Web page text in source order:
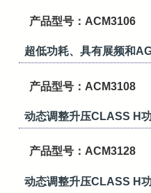
产品型号：ACM3106
超低功耗、具有展频和
产品型号：ACM3108
动态调整升压CLASS H
产品型号：ACM3128
动态调整升压CLASS H